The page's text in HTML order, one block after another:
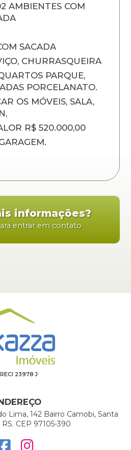
AMBIENTES COM
SACADA
CHURRASQUEIRA
PARQUE,
PORCELANATO.
OS MÓVEIS, SALA,
R$ 520.000,00
informações?
entrar em contato
23978 J
Lima, 142 Bairro Camobi, Santa
RS. CEP 97105-390